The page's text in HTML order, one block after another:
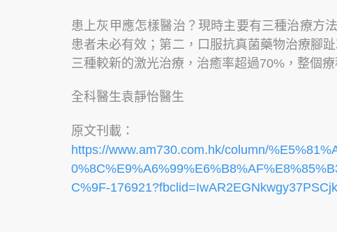
患上灰甲應怎樣醫治？現時主要有三種治療方
患者未必有效；第二，口服抗真菌藥物治療腳
三種較新的激光治療，治癒率超過70%，整個
全科醫生袁靜怡醫生
原文刊載：
https://www.am730.com.hk/column/
C%9F-